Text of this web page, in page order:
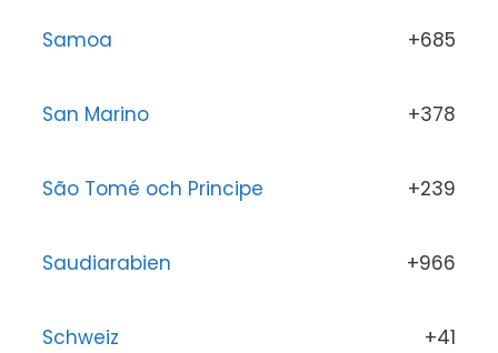
Samoa +685
San Marino +378
São Tomé och Principe +239
Saudiarabien +966
Schweiz +41